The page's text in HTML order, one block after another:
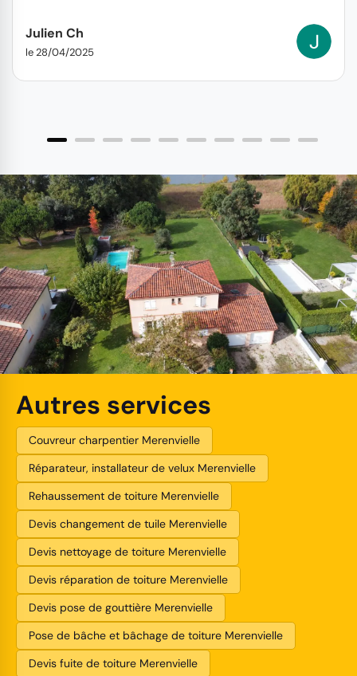
hauteur de ma satisfaction. Merci !
Julien Ch
le 28/04/2025
Autres services
Couvreur charpentier Merenvielle
Réparateur, installateur de velux Merenvielle
Rehaussement de toiture Merenvielle
Devis changement de tuile Merenvielle
Devis nettoyage de toiture Merenvielle
Devis réparation de toiture Merenvielle
Devis pose de gouttière Merenvielle
Pose de bâche et bâchage de toiture Merenvielle
Devis fuite de toiture Merenvielle